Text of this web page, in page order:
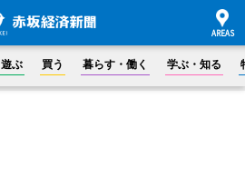
ぶ 買う 暮らす・働く 学ぶ・知る